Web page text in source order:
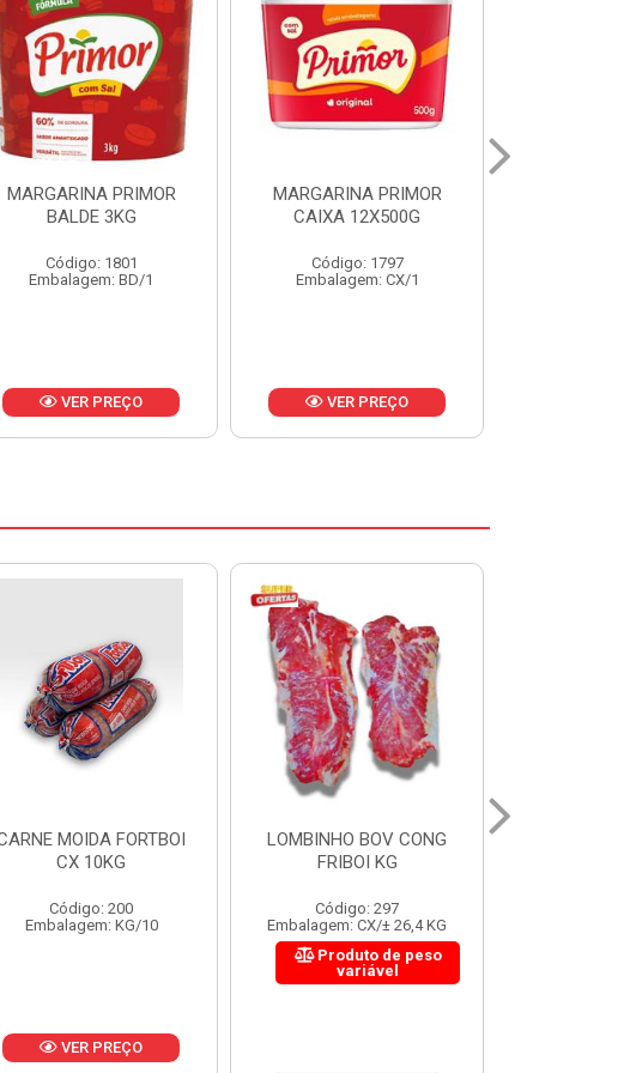
MARGARINA PRIMOR
CAIXA 12X500G
Código: 1797
Embalagem: CX/1
VER PREÇO
MARGARINA PRIMOR CX
24X250G
Código: 1921
Embalagem: CX/1
VER PREÇO
LOMBINHO BOV CONG
FRIBOI KG
Código: 297
Embalagem: CX/± 26,4 KG
FIGADO BOV CONG FRIBOI
KG
Código: 222
Embalagem: CX/± 30,12 KG
Produto de peso
variável